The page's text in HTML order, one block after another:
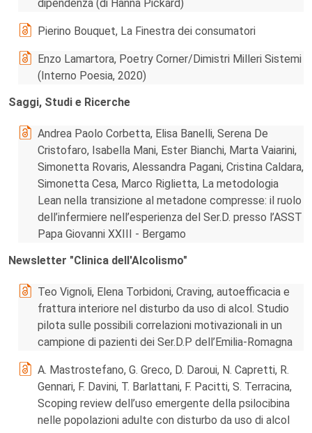
dipendenza (di Hanna Pickard)
Pierino Bouquet, La Finestra dei consumatori
Enzo Lamartora, Poetry Corner/Dimistri Milleri Sistemi
(Interno Poesia, 2020)
Saggi, Studi e Ricerche
Andrea Paolo Corbetta, Elisa Banelli, Serena De
Cristofaro, Isabella Mani, Ester Bianchi, Marta Vaiarini,
Simonetta Rovaris, Alessandra Pagani, Cristina Caldara,
Simonetta Cesa, Marco Riglietta, La metodologia
Lean nella transizione al metadone compresse: il ruolo
dell’infermiere nell’esperienza del Ser.D. presso l’ASST
Papa Giovanni XXIII - Bergamo
Newsletter "Clinica dell'Alcolismo"
Teo Vignoli, Elena Torbidoni, Craving, autoefficacia e
frattura interiore nel disturbo da uso di alcol. Studio
pilota sulle possibili correlazioni motivazionali in un
campione di pazienti dei Ser.D.P dell’Emilia-Romagna
A. Mastrostefano, G. Greco, D. Daroui, N. Capretti, R.
Gennari, F. Davini, T. Barlattani, F. Pacitti, S. Terracina,
Scoping review dell’uso emergente della psilocibina
nelle popolazioni adulte con disturbo da uso di alcol